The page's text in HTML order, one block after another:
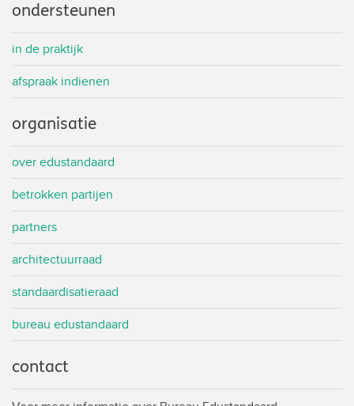
ondersteunen
in de praktijk
afspraak indienen
organisatie
over edustandaard
betrokken partijen
partners
architectuurraad
standaardisatieraad
bureau edustandaard
contact